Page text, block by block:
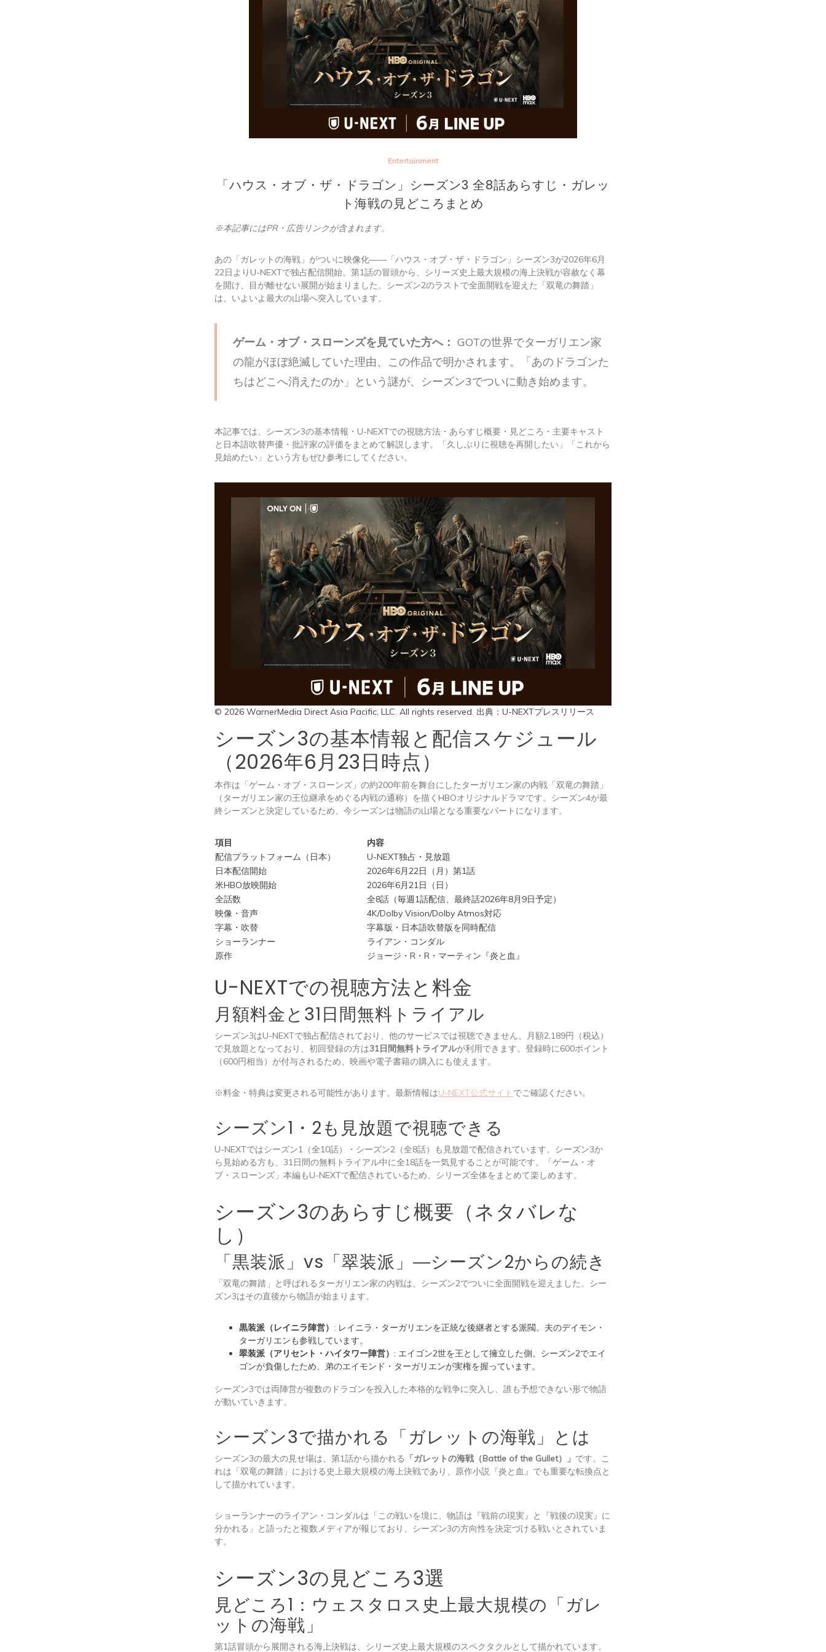
Entertainment
「ハウス・オブ・ザ・ドラゴン」シーズン3 全8話あらすじ・ガレッ
ト海戦の見どころまとめ
※本記事にはPR・広告リンクが含まれます。
あの「ガレットの海戦」がついに映像化——「ハウス・オブ・ザ・ドラゴン」シーズン3が2026年6月
22日よりU-NEXTで独占配信開始。第1話の冒頭から、シリーズ史上最大規模の海上決戦が容赦なく幕
を開け、目が離せない展開が始まりました。シーズン2のラストで全面開戦を迎えた「双竜の舞踏」
は、いよいよ最大の山場へ突入しています。
ゲーム・オブ・スローンズを見ていた方へ： GOTの世界でターガリエン家
の龍がほぼ絶滅していた理由、この作品で明かされます。「あのドラゴンた
ちはどこへ消えたのか」という謎が、シーズン3でついに動き始めます。
本記事では、シーズン3の基本情報・U-NEXTでの視聴方法・あらすじ概要・見どころ・主要キャスト
と日本語吹替声優・批評家の評価をまとめて解説します。「久しぶりに視聴を再開したい」「これから
見始めたい」という方もぜひ参考にしてください。
© 2026 WarnerMedia Direct Asia Pacific, LLC. All rights reserved. 出典：U-NEXTプレスリリース
シーズン3の基本情報と配信スケジュール
（2026年6月23日時点）
本作は「ゲーム・オブ・スローンズ」の約200年前を舞台にしたターガリエン家の内戦「双竜の舞踏」
（ターガリエン家の王位継承をめぐる内戦の通称）を描くHBOオリジナルドラマです。シーズン4が最
終シーズンと決定しているため、今シーズンは物語の山場となる重要なパートになります。
項目
内容
配信プラットフォーム（日本）
U-NEXT独占・見放題
日本配信開始
2026年6月22日（月）第1話
米HBO放映開始
2026年6月21日（日）
全話数
全8話（毎週1話配信、最終話2026年8月9日予定）
映像・音声
4K/Dolby Vision/Dolby Atmos対応
字幕・吹替
字幕版・日本語吹替版を同時配信
ショーランナー
ライアン・コンダル
原作
ジョージ・R・R・マーティン『炎と血』
U-NEXTでの視聴方法と料金
月額料金と31日間無料トライアル
シーズン3はU-NEXTで独占配信されており、他のサービスでは視聴できません。月額2,189円（税込）
で見放題となっており、初回登録の方は31日間無料トライアルが利用できます。登録時に600ポイント
（600円相当）が付与されるため、映画や電子書籍の購入にも使えます。
※料金・特典は変更される可能性があります。最新情報はU-NEXT公式サイト でご確認ください。
シーズン1・2も見放題で視聴できる
U-NEXTではシーズン1（全10話）・シーズン2（全8話）も見放題で配信されています。シーズン3か
ら見始める方も、31日間の無料トライアル中に全18話を一気見することが可能です。「ゲーム・オ
ブ・スローンズ」本編もU-NEXTで配信されているため、シリーズ全体をまとめて楽しめます。
シーズン3のあらすじ概要（ネタバレな
し）
「黒装派」vs「翠装派」―シーズン2からの続き
「双竜の舞踏」と呼ばれるターガリエン家の内戦は、シーズン2でついに全面開戦を迎えました。シー
ズン3はその直後から物語が始まります。
黒装派（レイニラ陣営）: レイニラ・ターガリエンを正統な後継者とする派閥。夫のデイモン・
ターガリエンも参戦しています。
翠装派（アリセント・ハイタワー陣営）: エイゴン2世を王として擁立した側。シーズン2でエイ
ゴンが負傷したため、弟のエイモンド・ターガリエンが実権を握っています。
シーズン3では両陣営が複数のドラゴンを投入した本格的な戦争に突入し、誰も予想できない形で物語
が動いていきます。
シーズン3で描かれる「ガレットの海戦」とは
シーズン3の最大の見せ場は、第1話から描かれる 「ガレットの海戦（Battle of the Gullet）」 です。こ
れは「双竜の舞踏」における史上最大規模の海上決戦であり、原作小説『炎と血』でも重要な転換点と
して描かれています。
ショーランナーのライアン・コンダルは「この戦いを境に、物語は『戦前の現実』と『戦後の現実』に
分かれる」と語ったと複数メディアが報じており、シーズン3の方向性を決定づける戦いとされていま
す。
シーズン3の見どころ3選
見どころ1：ウェスタロス史上最大規模の「ガレ
ットの海戦」
第1話冒頭から展開される海上決戦は、シリーズ史上最大規模のスペクタクルとして描かれています。